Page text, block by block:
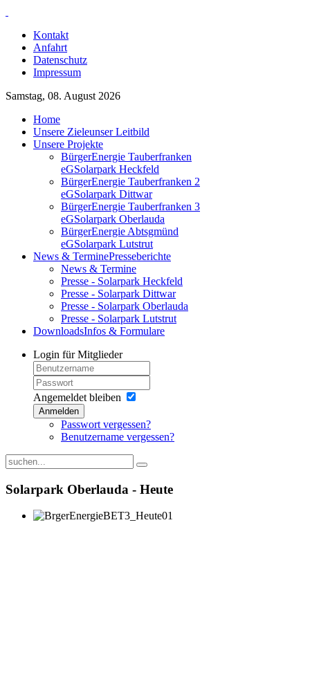
Kontakt
Anfahrt
Datenschutz
Impressum
Samstag, 08. August 2026
Home
Unsere Zieleunser Leitbild
Unsere Projekte
BürgerEnergie Tauberfranken
eGSolarpark Heckfeld
BürgerEnergie Tauberfranken 2
eGSolarpark Dittwar
BürgerEnergie Tauberfranken 3
eGSolarpark Oberlauda
BürgerEnergie Abtsgmünd
eGSolarpark Lutstrut
News & TerminePresseberichte
News & Termine
Presse - Solarpark Heckfeld
Presse - Solarpark Dittwar
Presse - Solarpark Oberlauda
Presse - Solarpark Lutstrut
DownloadsInfos & Formulare
Login für Mitglieder
Angemeldet bleiben
Anmelden
Passwort vergessen?
Benutzername vergessen?
Solarpark Oberlauda - Heute